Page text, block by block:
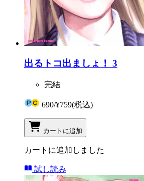
出るトコ出ましょ！ 3
完結
690/¥759(税込)
カートに追加
カートに追加しました
試し読み